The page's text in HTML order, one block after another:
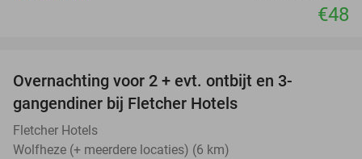
€48
Overnachting voor 2 + evt. ontbijt en 3-
gangendiner bij Fletcher Hotels
Fletcher Hotels
Wolfheze (+ meerdere locaties) (6 km)